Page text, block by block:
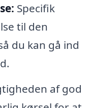
Specifik
til den
du kan gå ind
af god